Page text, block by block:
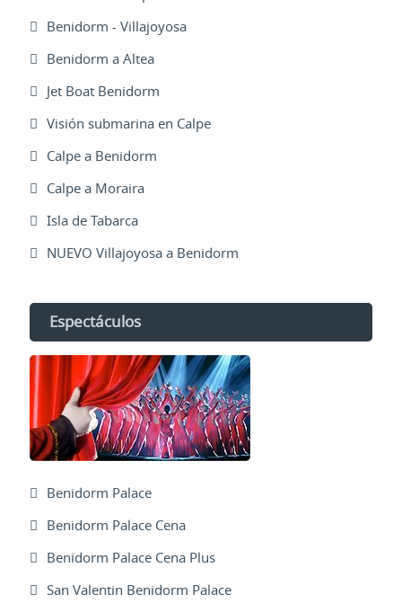
Benidorm - Villajoyosa
Benidorm a Altea
Jet Boat Benidorm
Visión submarina en Calpe
Calpe a Benidorm
Calpe a Moraira
Isla de Tabarca
NUEVO Villajoyosa a Benidorm
Espectáculos
Benidorm Palace
Benidorm Palace Cena
Benidorm Palace Cena Plus
San Valentin Benidorm Palace